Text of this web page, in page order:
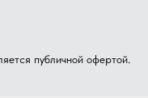
публичной офертой.